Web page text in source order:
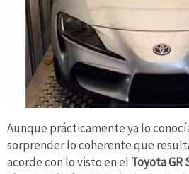
Aunque prácticamente ya lo
sorprender lo coherente que
acorde con lo visto en el Toyota GR